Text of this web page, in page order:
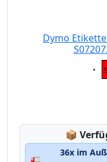
Dymo
📦
🚛
36x im